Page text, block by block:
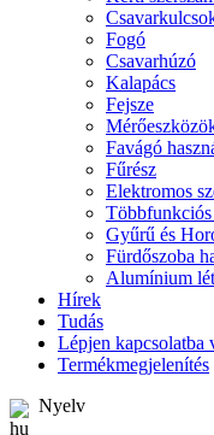
Fogó
Csavarhúzó
Kalapács
Fejsze
Favágó
Fűrész
Elektromos
Gyűrű és
Fürdőszoba
Alumínium
Hírek
Tudás
Lépjen kapcsolatba
Termékmegjelenítés
Nyelv